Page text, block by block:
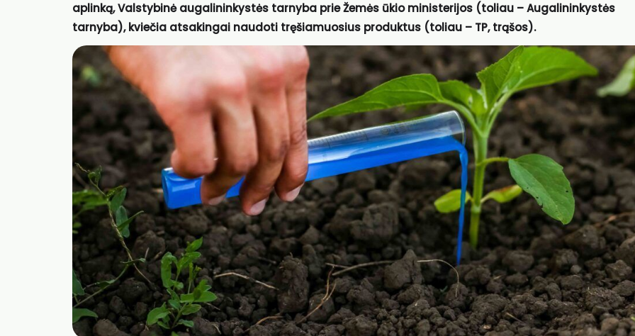
aplinką, Valstybinė augalininkystės tarnyba prie Žemės ūkio ministerijos (toliau – Augalininkystės
tarnyba), kviečia atsakingai naudoti tręšiamuosius produktus (toliau – TP, trąšos).